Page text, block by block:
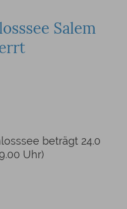
Salem
beträgt 24.0
Uhr)